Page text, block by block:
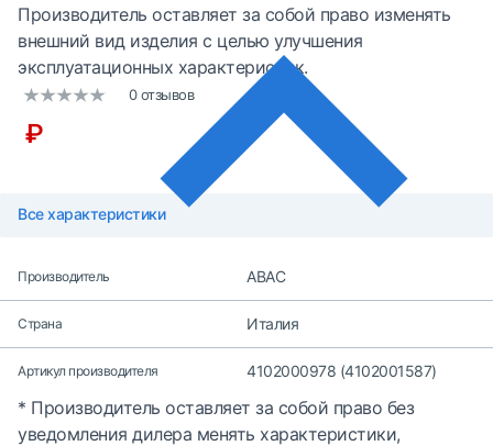
Производитель оставляет за собой право изменять
внешний вид изделия с целью улучшения
эксплуатационных характеристик.
0 отзывов
₽
Все характеристики
Производитель ABAC
Страна Италия
Артикул производителя 4102000978 (4102001587)
* Производитель оставляет за собой право без
уведомления дилера менять характеристики,